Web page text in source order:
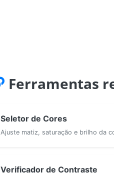
Ferramentas
Seletor de Cores
Ajuste matiz, saturação e brilho da
Verificador de Contraste